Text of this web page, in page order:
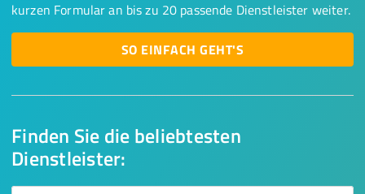
Finden Sie die beliebtesten
Dienstleister:
kurzen Formular an bis zu 20 passende Dienstleister weiter.
SO EINFACH GEHT'S